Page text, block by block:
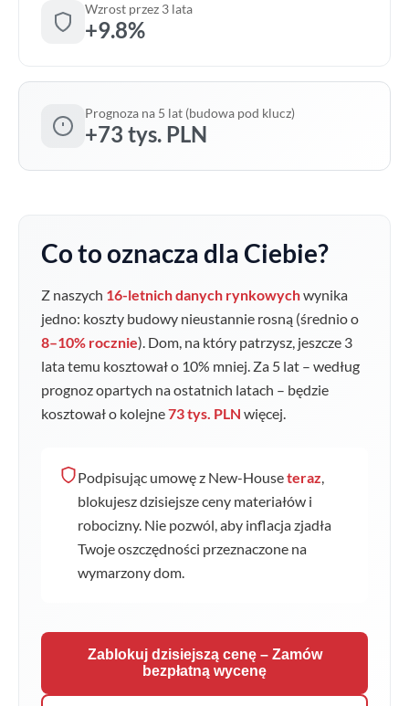
Wzrost przez 3 lata
+9.8%
Prognoza na 5 lat (budowa pod klucz)
+73 tys. PLN
Co to oznacza dla Ciebie?
Z naszych 16-letnich danych rynkowychwynika
jedno: koszty budowy nieustannie rosną (średnio o
8–10% rocznie). Dom, na który patrzysz, jeszcze 3
lata temu kosztował o 10% mniej. Za 5 lat – według
prognoz opartych na ostatnich latach – będzie
kosztował o kolejne73 tys. PLN więcej.
Podpisując umowę z New-Houseteraz,
blokujesz dzisiejsze ceny materiałów i
robocizny. Nie pozwól, aby inflacja zjadła
Twoje oszczędności przeznaczone na
wymarzony dom.
Zablokuj dzisiejszą cenę – Zamów
bezpłatną wycenę